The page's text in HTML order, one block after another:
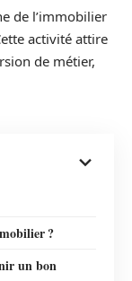
de l’immobilier
activité attire
de métier,
?
un bon